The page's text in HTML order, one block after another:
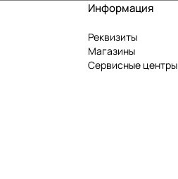
Информация
Реквизиты
Магазины
Сервисные центры